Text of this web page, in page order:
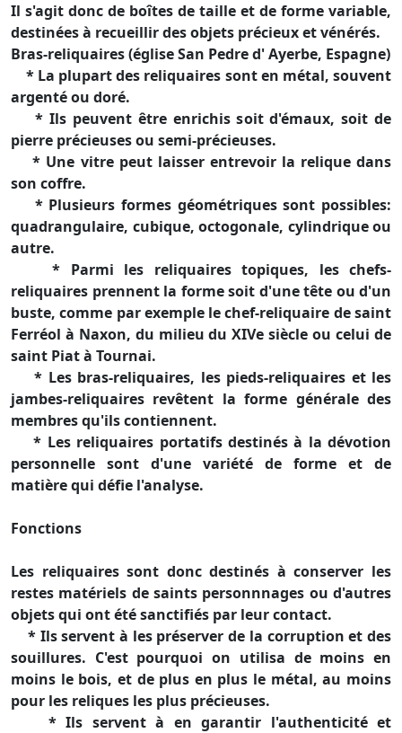
Il s'agit donc de boîtes de taille et de forme variable,
destinées à recueillir des objets précieux et vénérés.
Bras-reliquaires (église San Pedre d' Ayerbe, Espagne)
* La plupart des reliquaires sont en métal, souvent
argenté ou doré.
* Ils peuvent être enrichis soit d'émaux, soit de
pierre précieuses ou semi-précieuses.
* Une vitre peut laisser entrevoir la relique dans
son coffre.
* Plusieurs formes géométriques sont possibles:
quadrangulaire, cubique, octogonale, cylindrique ou
autre.
* Parmi les reliquaires topiques, les chefs-
reliquaires prennent la forme soit d'une tête ou d'un
buste, comme par exemple le chef-reliquaire de saint
Ferréol à Naxon, du milieu du XIVe siècle ou celui de
saint Piat à Tournai.
* Les bras-reliquaires, les pieds-reliquaires et les
jambes-reliquaires revêtent la forme générale des
membres qu'ils contiennent.
* Les reliquaires portatifs destinés à la dévotion
personnelle sont d'une variété de forme et de
matière qui défie l'analyse.
Fonctions
Les reliquaires sont donc destinés à conserver les
restes matériels de saints personnnages ou d'autres
objets qui ont été sanctifiés par leur contact.
* Ils servent à les préserver de la corruption et des
souillures. C'est pourquoi on utilisa de moins en
moins le bois, et de plus en plus le métal, au moins
pour les reliques les plus précieuses.
* Ils servent à en garantir l'authenticité et